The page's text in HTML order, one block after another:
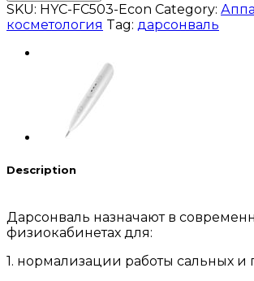
SKU: HYC-FC503-Econ Category:
косметология Tag: дарсонваль
Description
Дарсонваль назначают в
физиокабинетах для:
1. нормализации работы сальных и